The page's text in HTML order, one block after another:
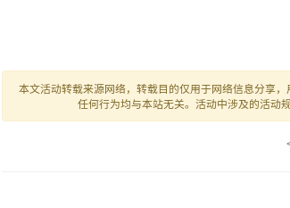
本文活动转载来源网络，转载目的仅用于网络信息分享
任何行为均与本站无关。活动中涉及的活动